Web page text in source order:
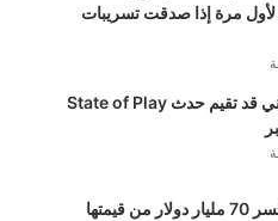
لأول مرة إذا صدقت تسريبات
شائعة: سوني قد تقيم حدث State of Play
Roblox تخسر 70 مليار دولار من قيمتها